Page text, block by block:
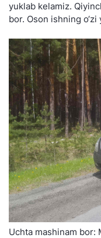
yuklab kelamiz.
bor. Oson ishning o‘zi
Uchta mashinam bor: